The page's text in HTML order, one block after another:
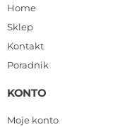
Home
Sklep
Kontakt
Poradnik
KONTO
Moje konto